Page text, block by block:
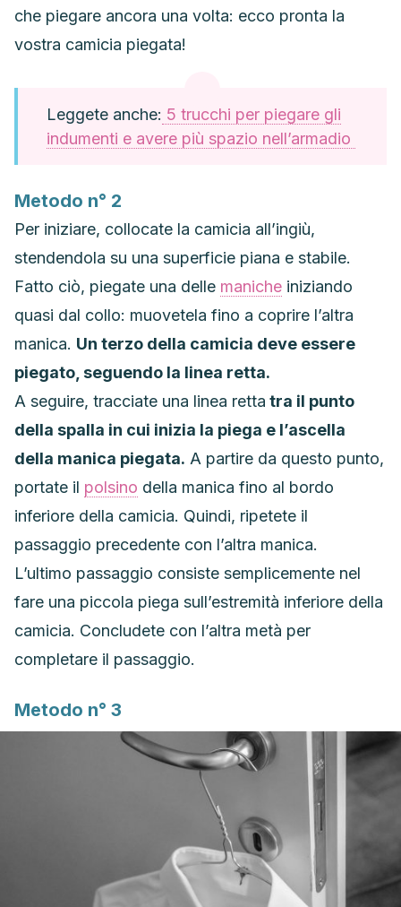
che piegare ancora una volta: ecco pronta la
vostra camicia piegata!
Leggete anche: 5 trucchi per piegare gli
indumenti e avere più spazio nell’armadio
Metodo n° 2
Per iniziare, collocate la camicia all’ingiù,
stendendola su una superficie piana e stabile.
Fatto ciò, piegate una delle maniche iniziando
quasi dal collo: muovetela fino a coprire l’altra
manica. Un terzo della camicia deve essere
piegato, seguendo la linea retta.
A seguire, tracciate una linea retta tra il punto
della spalla in cui inizia la piega e l’ascella
della manica piegata. A partire da questo punto,
portate il polsino della manica fino al bordo
inferiore della camicia. Quindi, ripetete il
passaggio precedente con l’altra manica.
L’ultimo passaggio consiste semplicemente nel
fare una piccola piega sull’estremità inferiore della
camicia. Concludete con l’altra metà per
completare il passaggio.
Metodo n° 3